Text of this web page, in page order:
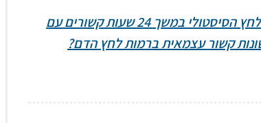
האם ממוצע אמיתי של השונות ועומס יתר לחץ הדם בלחץ הסיסטולי במשך 24 שעות קשורים עם